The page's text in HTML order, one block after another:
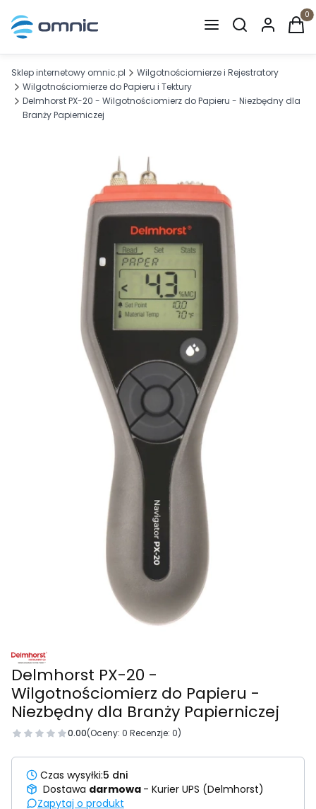
Otwórz
Sklep internetowy omnic.pl
Wilgotnościomierze i Rejestratory
Wilgotnościomierze do Papieru i Tektury
Delmhorst PX-20 - Wilgotnościomierz do Papieru - Niezbędny dla
Branży Papierniczej
Delmhorst PX-20 -
Wilgotnościomierz do Papieru -
Niezbędny dla Branży Papierniczej
0.00(Oceny: 0 Recenzje: 0)
Czas wysyłki:5 dni
Dostawa darmowa - Kurier UPS (Delmhorst)
Zapytaj o produkt